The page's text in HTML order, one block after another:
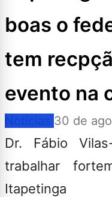
boas o
tem
evento na
30 de
Dr. Fábio
trabalhar
Itapetinga